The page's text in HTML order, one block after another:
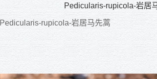
Pedicularis-rupicola-岩居
Pedicularis-rupicola-岩居马先蒿